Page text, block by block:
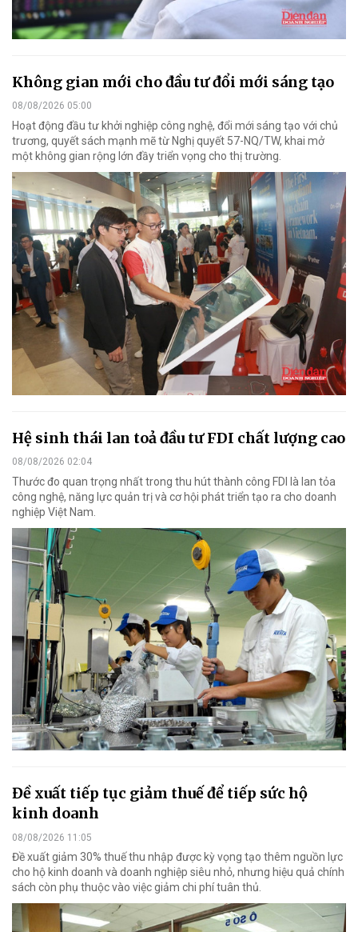
Không gian mới cho đầu tư đổi mới sáng tạo
08/08/2026 05:00
Hoạt động đầu tư khởi nghiệp công nghệ, đổi mới sáng tạo với chủ
trương, quyết sách mạnh mẽ từ Nghị quyết 57-NQ/TW, khai mở
một không gian rộng lớn đầy triển vọng cho thị trường.
Hệ sinh thái lan toả đầu tư FDI chất lượng cao
08/08/2026 02:04
Thước đo quan trọng nhất trong thu hút thành công FDI là lan tỏa
công nghệ, năng lực quản trị và cơ hội phát triển tạo ra cho doanh
nghiệp Việt Nam.
Đề xuất tiếp tục giảm thuế để tiếp sức hộ
kinh doanh
08/08/2026 11:05
Đề xuất giảm 30% thuế thu nhập được kỳ vọng tạo thêm nguồn lực
cho hộ kinh doanh và doanh nghiệp siêu nhỏ, nhưng hiệu quả chính
sách còn phụ thuộc vào việc giảm chi phí tuân thủ.